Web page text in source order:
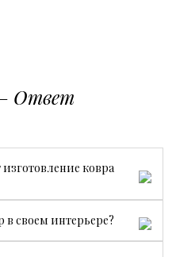
Ответ
ковра
занимает от 3
своем интерьере?